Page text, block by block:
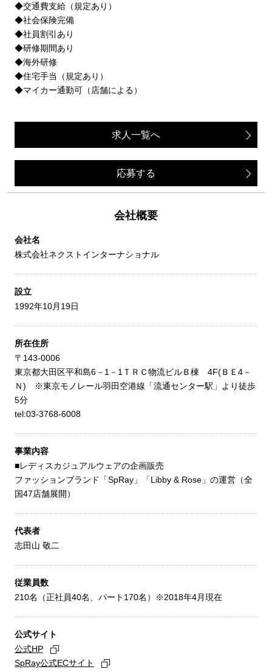
◆交通費支給（規定あり）
◆社会保険完備
◆社員割引あり
◆研修期間あり
◆海外研修
◆住宅手当（規定あり）
◆マイカー通勤可（店舗による）
求人一覧へ
応募する
会社概要
会社名
株式会社ネクストインターナショナル
設立
1992年10月19日
所在住所
〒143-0006
東京都大田区平和島6－1－1ＴＲＣ物流ビルＢ棟 4F(ＢＥ4－
Ｎ) ※東京モノレール羽田空港線「流通センター駅」より徒歩
5分
tel:03-3768-6008
事業内容
■レディスカジュアルウェアの企画販売
ファッションブランド「SpRay」「Libby & Rose」の運営（全
国47店舗展開）
代表者
志田山 敬二
従業員数
210名（正社員40名、パート170名）※2018年4月現在
公式サイト
公式HP
SpRay公式ECサイト